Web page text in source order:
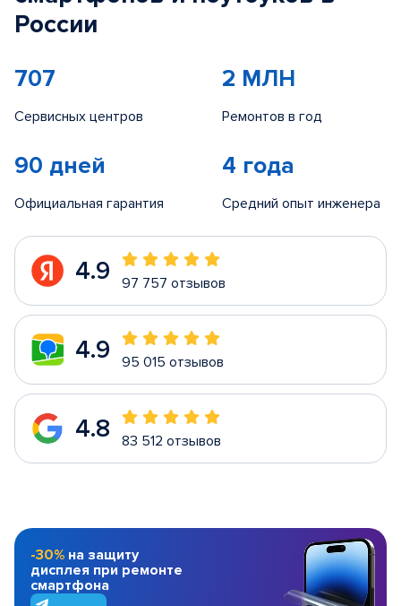
России
707
Сервисных центров
2 МЛН
Ремонтов в год
90 дней
Официальная гарантия
4 года
Средний опыт инженера
4.9 97 757 отзывов
4.9 95 015 отзывов
4.8 83 512 отзывов
-30% на защиту
дисплея при ремонте
смартфона